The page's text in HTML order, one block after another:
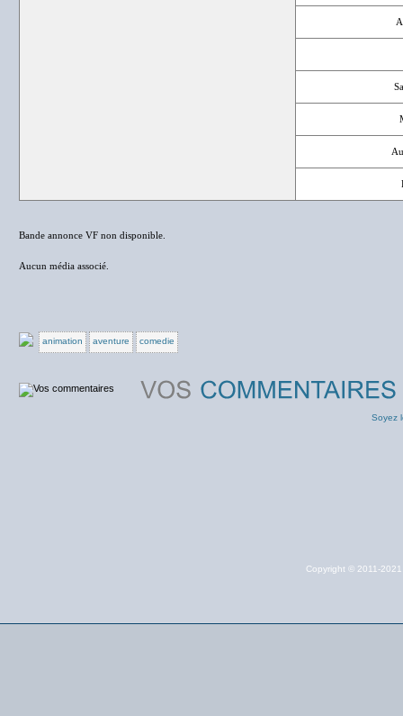
Bande annonce VF non disponible.
Aucun média associé.
animation aventure comedie
Soyez
Copyright © 2011-